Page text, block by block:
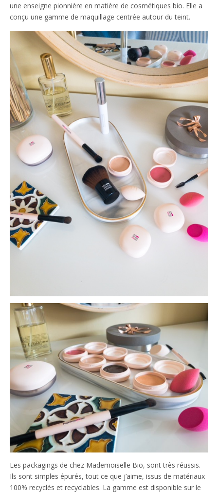
une enseigne pionnière en matière de cosmétiques bio. Elle a
conçu une gamme de maquillage centrée autour du teint.
Les packagings de chez Mademoiselle Bio, sont très réussis.
Ils sont simples épurés, tout ce que j’aime, issus de matériaux
100% recyclés et recyclables. La gamme est disponible sur le